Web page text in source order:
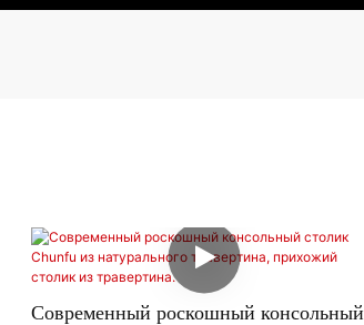
Современный роскошный консольный